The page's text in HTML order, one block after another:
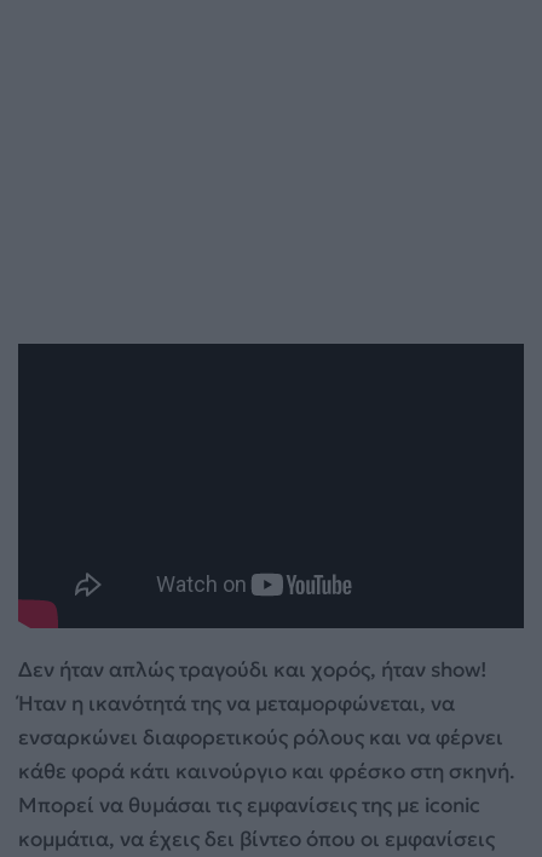
Δεν ήταν απλώς τραγούδι και χορός, ήταν show!
Ήταν η ικανότητά της να μεταμορφώνεται, να
ενσαρκώνει διαφορετικούς ρόλους και να φέρνει
κάθε φορά κάτι καινούργιο και φρέσκο στη σκηνή.
Μπορεί να θυμάσαι τις εμφανίσεις της με iconic
κομμάτια, να έχεις δει βίντεο όπου οι εμφανίσεις